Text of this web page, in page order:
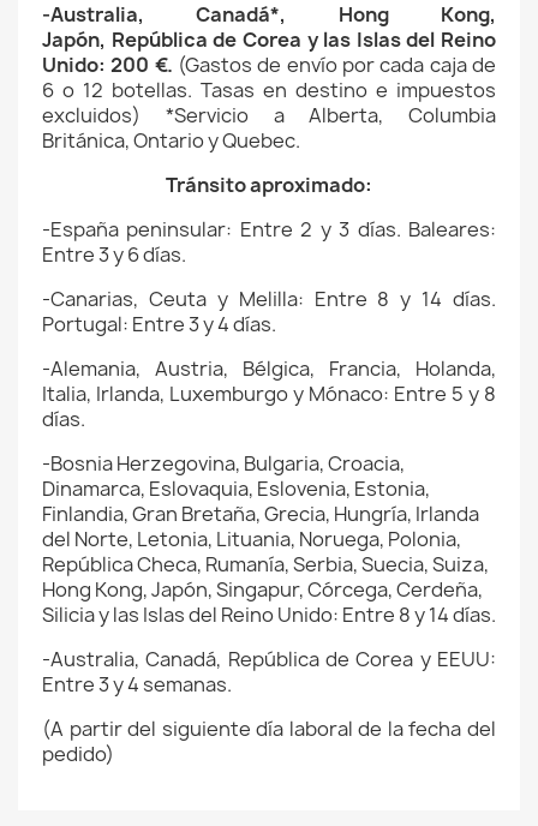
-Australia, Canadá*, Hong Kong,
Japón, República de Corea y las Islas del Reino
Unido: 200 €. (Gastos de envíopor cada caja de
6 o 12 botellas. Tasas en destino e impuestos
excluidos) *Servicio a Alberta, Columbia
Británica, Ontario y Quebec.
Tránsito aproximado:
-España peninsular: Entre 2 y 3 días. Baleares:
Entre 3 y 6 días.
-Canarias, Ceuta y Melilla: Entre 8 y 14 días.
Portugal: Entre 3 y 4 días.
-Alemania, Austria, Bélgica, Francia, Holanda,
Italia, Irlanda, Luxemburgo y Mónaco: Entre 5 y 8
días.
-Bosnia Herzegovina, Bulgaria, Croacia,
Dinamarca, Eslovaquia, Eslovenia, Estonia,
Finlandia, Gran Bretaña, Grecia, Hungría, Irlanda
del Norte, Letonia, Lituania, Noruega, Polonia,
República Checa, Rumanía, Serbia, Suecia, Suiza,
Hong Kong, Japón, Singapur, Córcega, Cerdeña,
Silicia y las Islas del Reino Unido: Entre 8 y 14 días.
-Australia, Canadá, República de Corea y EEUU:
Entre 3 y 4 semanas.
(A partir del siguiente día laboral de la fecha del
pedido)